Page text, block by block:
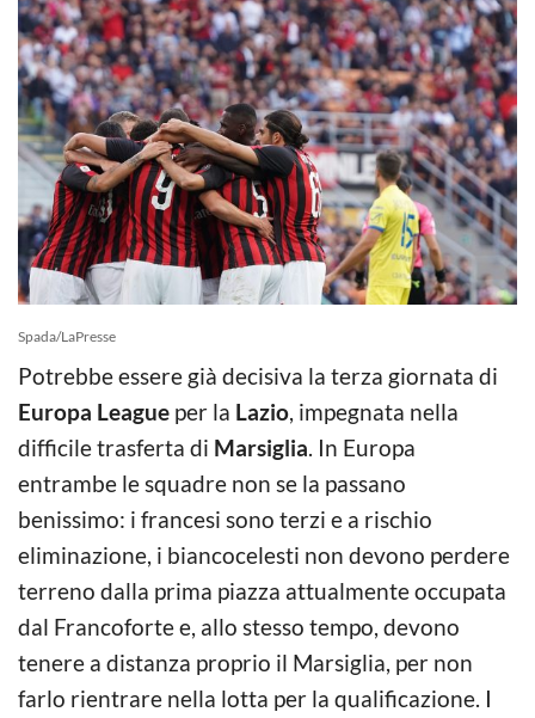
Spada/LaPresse
Potrebbe essere già decisiva la terza giornata di
Europa League per la Lazio, impegnata nella
difficile trasferta di Marsiglia. In Europa
entrambe le squadre non se la passano
benissimo: i francesi sono terzi e a rischio
eliminazione, i biancocelesti non devono perdere
terreno dalla prima piazza attualmente occupata
dal Francoforte e, allo stesso tempo, devono
tenere a distanza proprio il Marsiglia, per non
farlo rientrare nella lotta per la qualificazione. I